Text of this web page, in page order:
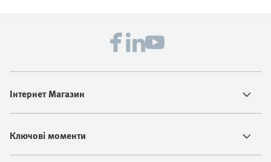
Інтернет Магазин
Ключові моменти